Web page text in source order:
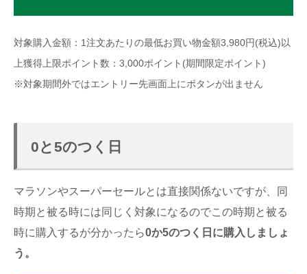
対象購入金額：1注文あたりの最低お買い物金額3,980円(税込)以
上獲得上限ポイント数：3,000ポイント(期間限定ポイント)
※対象期間外ではエントリー先画面上にボタンが出ません
0と5のつく日
マラソンやスーパーセールとは直接関係ないですが、同
時期と被る時には同じく対象になるのでこの時期と被る
時に購入するが分かったら0か5のつく日に購入しましょ
う。